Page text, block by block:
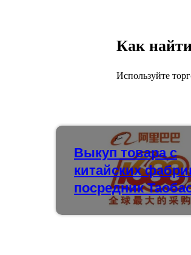
Как
Используйте
Выкуп товара с
китайских
посредник